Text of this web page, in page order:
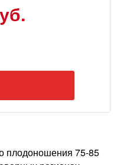
плодоношения 75-85